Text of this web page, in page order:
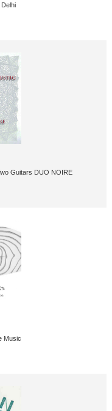
Guitars DUO NOIRE
Music